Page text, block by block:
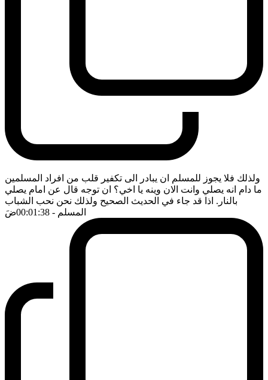
ولذلك فلا يجوز للمسلم ان يبادر الى تكفير قلب من افراد المسلمين
ما دام انه يصلي وانت الان وينه يا اخي؟ ان توجه قال عن امام يصلي
بالنار. اذا قد جاء في الحديث الصحيح ولذلك نحن نحب الشباب
المسلم - 00:01:38 ضَ